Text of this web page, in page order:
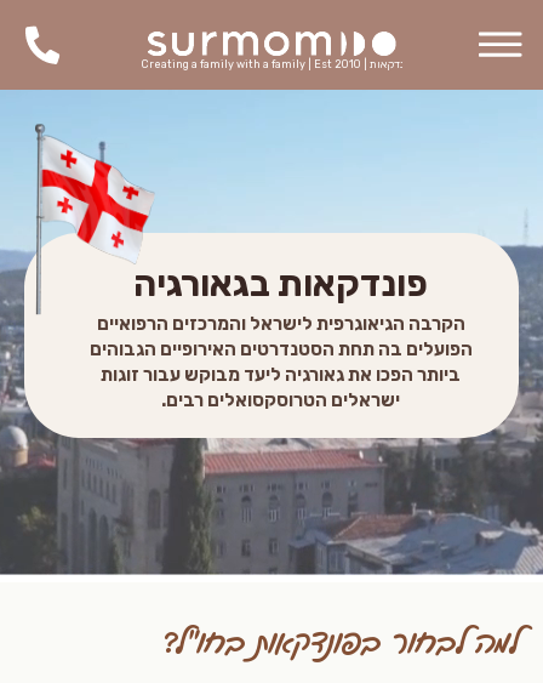
C reati ng a fa mi y wit h a fa mi y E st 201 0 נדקאו ת
פונדקאות בגאורגיה
הקרבה הגיאוגרפית לישראל והמרכזים הרפואיים
הפועלים בה תחת הסטנדרטים האירופיים הגבוהים
ביותר הפכו את גאורגיה ליעד מבוקש עבור זוגות
ישראלים הטרוסקסואלים רבים.
למה לבחור בפונדקאות בחו"ל?